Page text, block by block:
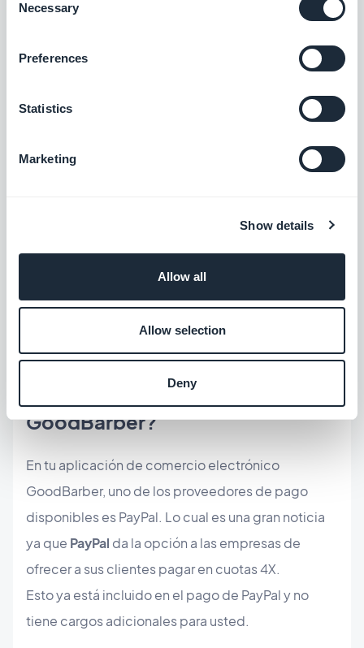
Selection
Necessary
Preferences
Statistics
Marketing
Show details
Allow all
Allow selection
Deny
Con el costo cada vez mayor de ganar nuevos
clientes, mantener los actuales es más valioso
cada día.
BNPL no solo permitirá a tus clientes extender sus
pagos durante el período de tiempo elegido, sino
empresa por más tiempo. En última instancia, esto
Con las opciones Compra ahora y paga después,
desarrollarás confianza, lealtad a la marca y
alentará las compras repetidas.
​¿Cómo ofrecer pagos a plazos
en tu aplicación eCommerce
GoodBarber?
En tu aplicación de comercio electrónico
GoodBarber, uno de los proveedores de pago
disponibles es PayPal. Lo cual es una gran noticia
ya que PayPal da la opción a las empresas de
ofrecer a sus clientes pagar en cuotas 4X.
Esto ya está incluido en el pago de PayPal y no
tiene cargos adicionales para usted.